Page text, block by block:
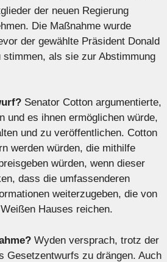
der neuen Regierung
Die Maßnahme wurde
der gewählte Präsident Donald
als sie zur Abstimmung
Senator Cotton argumentierte,
und es ihnen ermöglichen würde,
und zu veröffentlichen. Cotton
werden würden, die mithilfe
würden, wenn dieser
dass die umfassenderen
weiterzugeben, die von
Hauses reichen.
Wyden versprach, trotz der
Gesetzentwurfs zu drängen. Auch